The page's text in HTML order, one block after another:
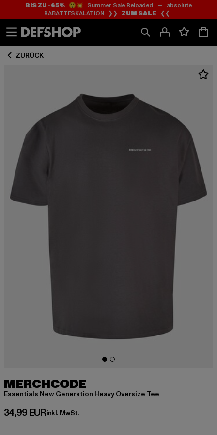
Zum
Inhalt
springen
Zum
Fußzeile
springen
BIS ZU -65%😲💥 Summer Sale Reloaded — absolute
RABATTESKALATION ❯❯ ZUM SALE ❮❮
ZURÜCK
MERCHCODE
Essentials New Generation Heavy Oversize Tee
34,99 EUR
Derzeitiger Preis: 34,99 EUR
inkl. MwSt.